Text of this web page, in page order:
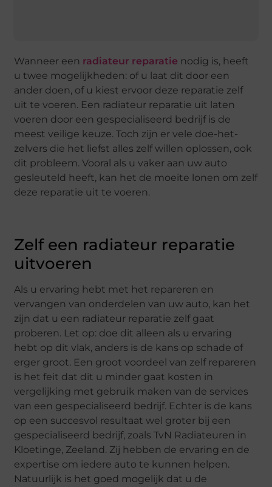
Wanneer een radiateur reparatie nodig is, heeft
u twee mogelijkheden: of u laat dit door een
ander doen, of u kiest ervoor deze reparatie zelf
uit te voeren. Een radiateur reparatie uit laten
voeren door een gespecialiseerd bedrijf is de
meest veilige keuze. Toch zijn er vele doe-het-
zelvers die het liefst alles zelf willen oplossen, ook
dit probleem. Vooral als u vaker aan uw auto
gesleuteld heeft, kan het de moeite lonen om zelf
deze reparatie uit te voeren.
Zelf een radiateur reparatie
uitvoeren
Als u ervaring hebt met het repareren en
vervangen van onderdelen van uw auto, kan het
zijn dat u een radiateur reparatie zelf gaat
proberen. Let op: doe dit alleen als u ervaring
hebt op dit vlak, anders is de kans op schade of
erger groot. Een groot voordeel van zelf repareren
is het feit dat dit u minder gaat kosten in
vergelijking met gebruik maken van de services
van een gespecialiseerd bedrijf. Echter is de kans
op een succesvol resultaat wel groter bij een
gespecialiseerd bedrijf, zoals TvN Radiateuren in
Kloetinge, Zeeland. Zij hebben de ervaring en de
expertise om iedere auto te kunnen helpen.
Natuurlijk is het goed mogelijk dat u de